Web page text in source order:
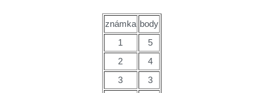
známka body
1
5
2
4
3
3